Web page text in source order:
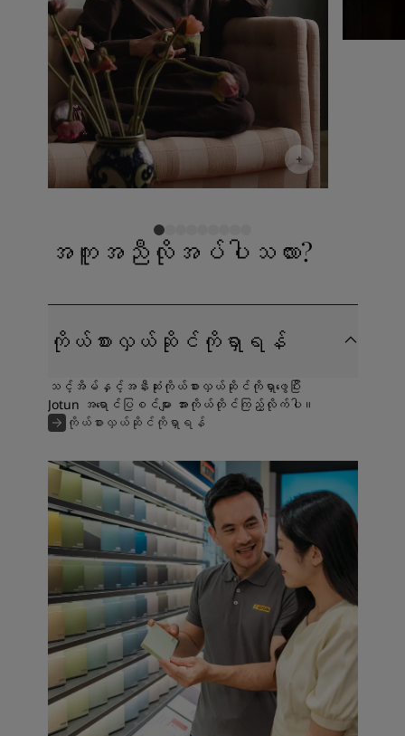
အကူအညီလိုအပ်ပါသလား?
ကိုယ်စားလှယ်ဆိုင်ကိုရှာရန်
သင့်အိမ်နှင့်အနီးဆုံးကိုယ်စားလှယ်ဆိုင်ကိုရှာဖွေပြီး
Jotun အရောင်ပြစင်များ အားကိုယ်တိုင်ကြည့်လိုက်ပါ။
ကိုယ်စားလှယ်ဆိုင်ကိုရှာရန်